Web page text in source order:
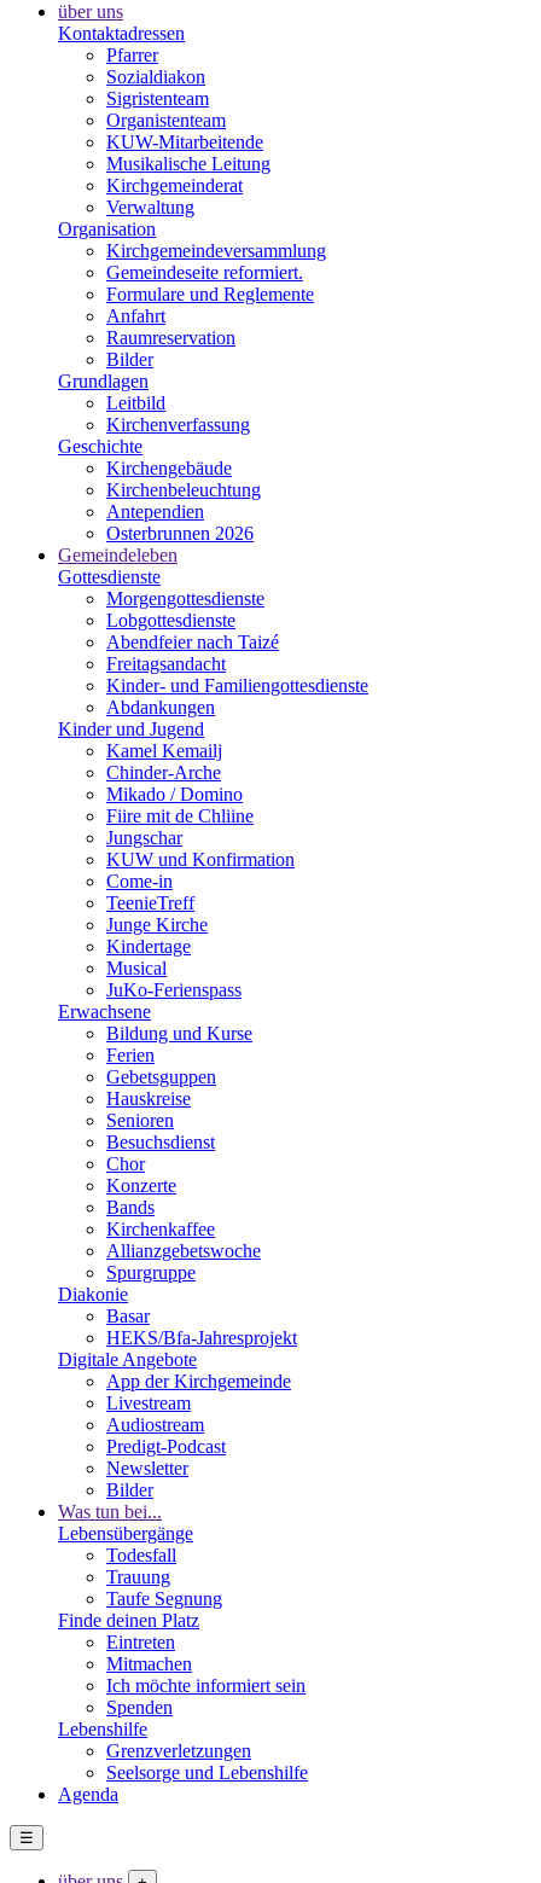
über uns
Kontaktadressen
Pfarrer
Sozialdiakon
Sigristenteam
Organistenteam
KUW-Mitarbeitende
Musikalische Leitung
Kirchgemeinderat
Verwaltung
Organisation
Kirchgemeindeversammlung
Gemeindeseite reformiert.
Formulare und Reglemente
Anfahrt
Raumreservation
Bilder
Grundlagen
Leitbild
Kirchenverfassung
Geschichte
Kirchengebäude
Kirchenbeleuchtung
Antependien
Osterbrunnen 2026
Gemeindeleben
Gottesdienste
Morgengottesdienste
Lobgottesdienste
Abendfeier nach Taizé
Freitagsandacht
Kinder- und Familien­gottesdienste
Abdankungen
Kinder und Jugend
Kamel Kemailj
Chinder-Arche
Mikado / Domino
Fiire mit de Chliine
Jungschar
KUW und Konfirmation
Come-in
TeenieTreff
Junge Kirche
Kindertage
Musical
JuKo-Ferienspass
Erwachsene
Bildung und Kurse
Ferien
Gebetsguppen
Hauskreise
Senioren
Besuchsdienst
Chor
Konzerte
Bands
Kirchenkaffee
Allianzgebetswoche
Spurgruppe
Diakonie
Basar
HEKS/Bfa-Jahresprojekt
Digitale Angebote
App der Kirchgemeinde
Livestream
Audiostream
Predigt-Podcast
Newsletter
Bilder
Was tun bei...
Lebensübergänge
Todesfall
Trauung
Taufe Segnung
Finde deinen Platz
Eintreten
Mitmachen
Ich möchte informiert sein
Spenden
Lebenshilfe
Grenzverletzungen
Seelsorge und Lebenshilfe
Agenda
☰